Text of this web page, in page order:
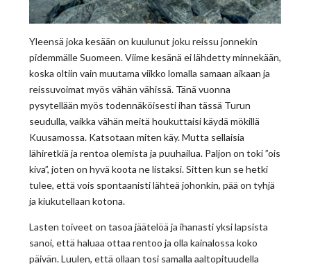
Yleensä joka kesään on kuulunut joku reissu jonnekin
pidemmälle Suomeen. Viime kesänä ei lähdetty minnekään,
koska oltiin vain muutama viikko lomalla samaan aikaan ja
reissuvoimat myös vähän vähissä. Tänä vuonna
pysytellään myös todennäköisesti ihan tässä Turun
seudulla, vaikka vähän meitä houkuttaisi käydä mökillä
Kuusamossa. Katsotaan miten käy. Mutta sellaisia
lähiretkiä ja rentoa olemista ja puuhailua. Paljon on toki ”ois
kiva”, joten on hyvä koota ne listaksi. Sitten kun se hetki
tulee, että vois spontaanisti lähteä johonkin, pää on tyhjä
ja kiukutellaan kotona.
Lasten toiveet on tasoa jäätelöä ja ihanasti yksi lapsista
sanoi, että haluaa ottaa rentoo ja olla kainalossa koko
päivän. Luulen, että ollaan tosi samalla aaltopituudella